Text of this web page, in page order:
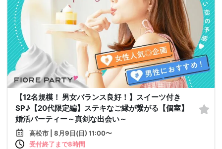
【12名規模！ 男女バランス良好！】スイーツ付き
SP♪【20代限定編】ステキなご縁が繋がる【個室】
婚活パーティー～真剣な出会い～
高松市 | 8月9日(日) 11:00〜
受付終了まで8時間